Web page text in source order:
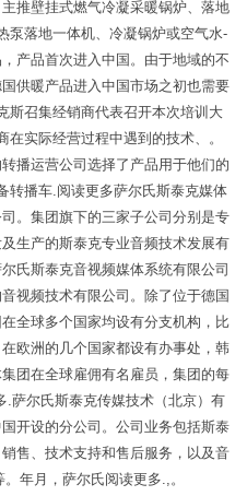
推壁挂式燃气冷凝采暖锅炉、落地
泵落地一体机、冷凝锅炉或空气水-
产品首次进入中国。由于地域的不
供暖产品进入中国市场之初也需要
斯召集经销商代表召开本次培训大
实际经营过程中遇到的技术、。
播运营公司选择了产品用于他们的
转播车.阅读更多萨尔氏斯泰克媒体
。集团旗下的三家子公司分别是专
生产的斯泰克专业音频技术发展有
氏斯泰克音视频媒体系统有限公司
视频技术有限公司。除了位于德国
全球多个国家均设有分支机构，比
欧洲的几个国家都设有办事处，韩
团在全球雇佣有名雇员，集团的每
萨尔氏斯泰克传媒技术（北京）有
开设的分公司。公司业务包括斯泰
售、技术支持和售后服务，以及音
年月，萨尔氏阅读更多.,。